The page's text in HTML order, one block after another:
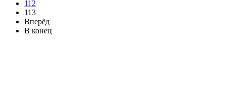
112
113
Вперёд
В конец